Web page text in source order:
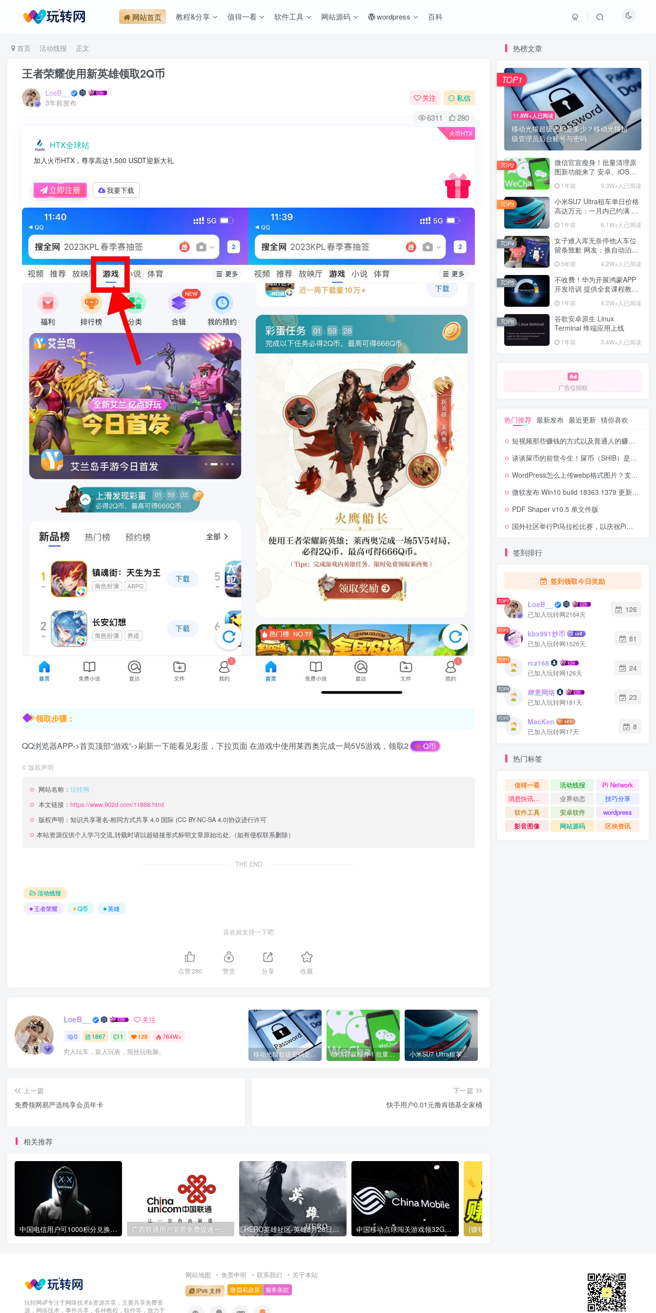
网站首页 教程&分享 值得一看 软件工具 网站源码 wordpress 百科
首页 活动线报 正文
王者荣耀使用新英雄领取2Q币
LoeB__
3年前发布
关注 私信
6311 280
火币HTX
HTX全球站
加入火币HTX，尊享高达1,500 USDT迎新大礼
立即注册 我要下载
领取步骤：
QQ浏览器APP->首页顶部“游戏”->刷新一下能看见彩蛋，下拉页面 在游戏中使用莱西奥完成一局5V5游戏，领取2 Q币
© 版权声明
网站名称： 玩转网
本文链接： https://www.902d.com/11868.html
版权声明： 知识共享署名-相同方式共享 4.0 国际 (CC BY-NC-SA 4.0)协议进行许可
本站资源仅供个人学习交流,转载时请以超链接形式标明文章原始出处,（如有侵权联系删除）
THE END
活动线报
王者荣耀
Q币 英雄
喜欢就支持一下吧
点赞280 赞赏 分享 收藏
LoeB__ 关注
0 1867 1 128 764W+
穷人玩车，富人玩表，屌丝玩电脑。 移动光猫超级密码是多少？移动光猫超级管理员后台账号与密码 微信官宣瘦身！批量清理原图新功能来了 安卓、iOS均可使用 小米SU7 Ultra租车单日价格高达万元：一月内已约满 预计一年回本
上一篇
免费领网易严选纯享会员年卡
下一篇
快手用户0.01元撸肯德基全家桶
相关推荐
中国电信用户可1000积分兑换10元话费 HERO英雄社区-英雄8月26日20:00正式登陆Justswap 中国移动点球闯关游戏领32GB流量月包
热榜文章
11.8W+人已阅读
移动光猫超级密码是多少？移动光猫超
级管理员后台账号与密码
TOP1
微信官宣瘦身！批量清理原
图新功能来了 安卓、iOS均
1年前 9.3W+人已阅读
TOP2
小米SU7 Ultra租车单日价格
高达万元：一月内已约满 预
1年前 6.1W+人已阅读
TOP3
女子难入库无奈停他人车位
留条致歉 网友：换自动泊车
5年前 4.2W+人已阅读
TOP4
不收费！华为开展鸿蒙APP
开发培训 提供全套课程教学
1年前 4.2W+人已阅读
TOP5
谷歌安卓原生 Linux
Terminal 终端应用上线
1年前 3.4W+人已阅读
TOP6
广告位招租
热门推荐 最新发布 最近更新 猜你喜欢
短视频那些赚钱的方式以及普通人的赚钱方式
谈谈屎币的前世今生！屎币（SHIB）是一场关于零的社会实践
WordPress怎么上传webp格式图片？支持WebP格式图片上传方法
微软发布 Win10 build 18363.1379 更新：修复 WiFi 连接问题
PDF Shaper v10.5 单文件版
国外社区举行Pi马拉松比赛，以庆祝Pi即将迈向成功！
签到排行
签到领取今日奖励
TOP1 LoeB__
已加入玩转网2164天
126
TOP2 kbx991炒币
已加入玩转网1526天
81
TOP3 rcz168
已加入玩转网126天
24
TOP4 肆意网络
已加入玩转网181天
23
TOP5 MacKen
已加入玩转网17天
8
热门标签
值得一看 活动线报
Pi Network
消息快讯查看更多 》》
业界动态
技巧分享
软件工具
安卓软件
wordpress
影音图像
网站源码 区块资讯
玩转网🌈专注于网络技术&资源共享，主要共享免费资
源，网络技术，事件共享，各种教程，软件等，致力于
网站地图 免责申明 联系我们 关于本站
IPv6 支持 隐私政策 服务条款